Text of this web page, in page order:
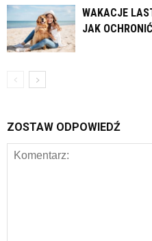
WAKACJE
JAK
ZOSTAW ODPOWIEDŹ